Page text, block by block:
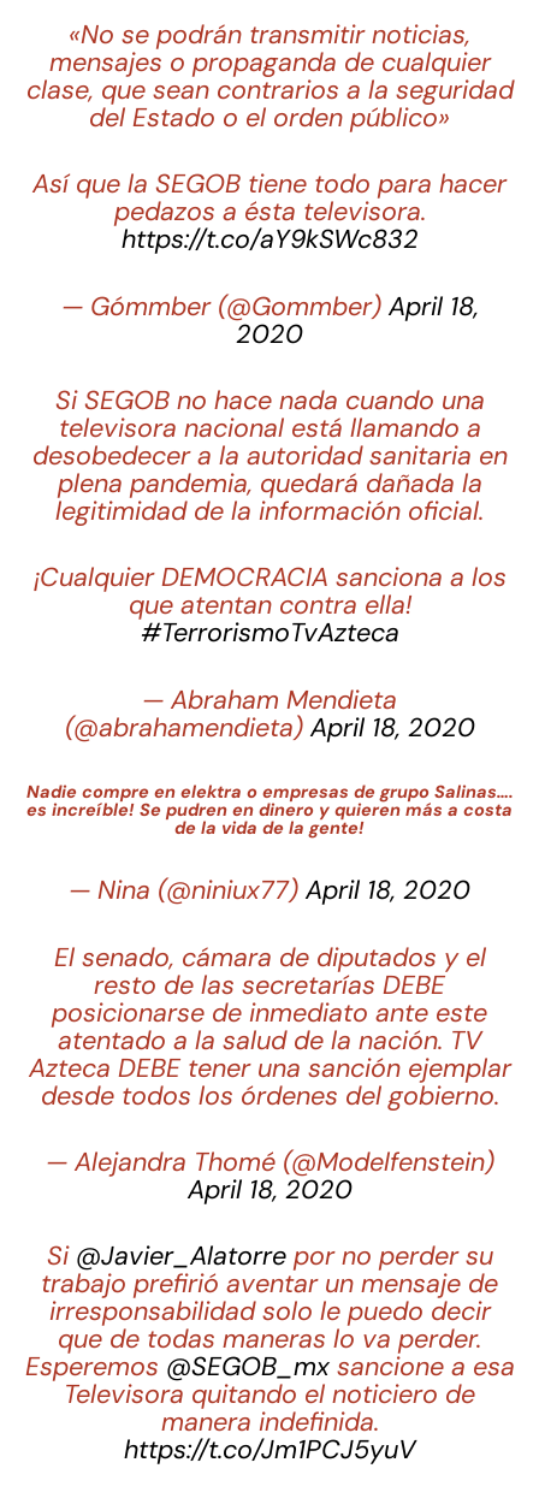
«No se podrán transmitir noticias,
mensajes o propaganda de cualquier
clase, que sean contrarios a la seguridad
del Estado o el orden público»
Así que la SEGOB tiene todo para hacer
pedazos a ésta televisora.
https://t.co/aY9kSWc832
— Gómmber (@Gommber) April 18,
2020
Si SEGOB no hace nada cuando una
televisora nacional está llamando a
desobedecer a la autoridad sanitaria en
plena pandemia, quedará dañada la
legitimidad de la información oficial.
¡Cualquier DEMOCRACIA sanciona a los
que atentan contra ella!
#TerrorismoTvAzteca
— Abraham Mendieta
(@abrahamendieta) April 18, 2020
Nadie compre en elektra o empresas de grupo Salinas….
es increíble! Se pudren en dinero y quieren más a costa
de la vida de la gente!
— Nina (@niniux77) April 18, 2020
El senado, cámara de diputados y el
resto de las secretarías DEBE
posicionarse de inmediato ante este
atentado a la salud de la nación. TV
Azteca DEBE tener una sanción ejemplar
desde todos los órdenes del gobierno.
— Alejandra Thomé (@Modelfenstein)
April 18, 2020
Si @Javier_Alatorrepor no perder su
trabajo prefirió aventar un mensaje de
irresponsabilidad solo le puedo decir
que de todas maneras lo va perder.
Esperemos @SEGOB_mxsancione a esa
Televisora quitando el noticiero de
manera indefinida.
https://t.co/Jm1PCJ5yuV